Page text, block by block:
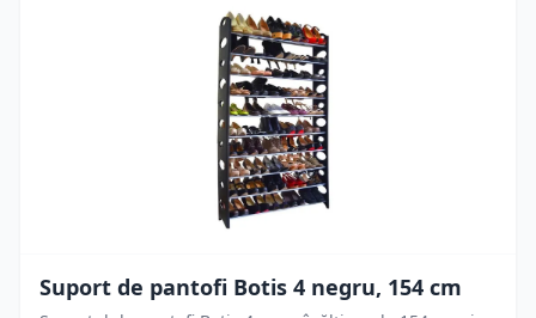
Suport de pantofi Botis 4 negru, 154 cm